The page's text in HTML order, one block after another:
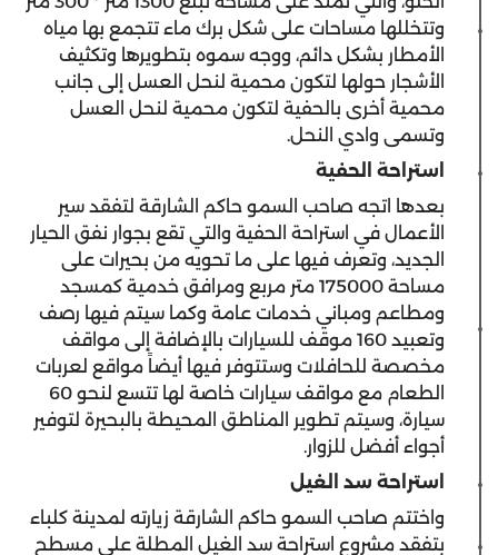
وتتخللها مساحات على شكل برك ماء تتجمع بها مياه
الأمطار بشكل دائم، ووجه سموه بتطويرها وتكثيف
الأشجار حولها لتكون محمية لنحل العسل إلى جانب
محمية أخرى بالحفية لتكون محمية لنحل العسل
وتسمى وادي النحل.
استراحة الحفية
بعدها اتجه صاحب السمو حاكم الشارقة لتفقد سير
الأعمال في استراحة الحفية والتي تقع بجوار نفق الحيار
الجديد، وتعرف فيها على ما تحويه من بحيرات على
مساحة 175000 متر مربع ومرافق خدمية كمسجد
ومطاعم ومباني خدمات عامة وكما سيتم فيها رصف
وتعبيد 160 موقف للسيارات بالإضافة إلى مواقف
مخصصة للحافلات وستتوفر فيها أيضاً مواقع لعربات
الطعام مع مواقف سيارات خاصة لها تتسع لنحو 60
سيارة، وسيتم تطوير المناطق المحيطة بالبحيرة لتوفير
أجواء أفضل للزوار.
استراحة سد الغيل
واختتم صاحب السمو حاكم الشارقة زيارته لمدينة كلباء
بتفقد مشروع استراحة سد الغيل المطلة على مسطح